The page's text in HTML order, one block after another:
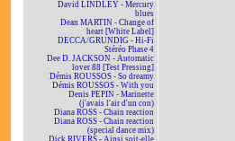
David LINDLEY - Mercury
blues
Dean MARTIN - Change of
heart [White Label]
DECCA/GRUNDIG - Hi-Fi
Stéréo Phase 4
Dee D. JACKSON - Automatic
lover 88 [Test Pressing]
Démis ROUSSOS - So dreamy
Démis ROUSSOS - With you
Denis PEPIN - Marinette
(j'avais l'air d'un con)
Diana ROSS - Chain reaction
Diana ROSS - Chain reaction
(special dance mix)
Dick RIVERS - Ainsi soit-elle